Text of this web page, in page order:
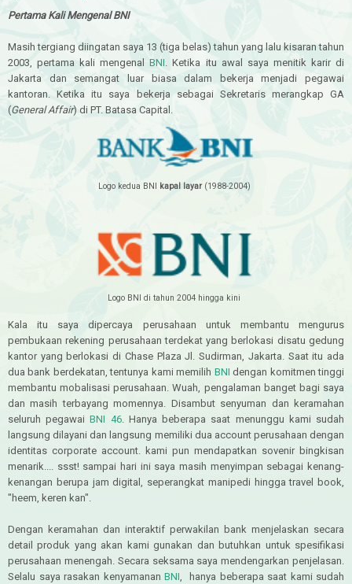
Pertama Kali Mengenal BNI
Masih tergiang diingatan saya 13 (tiga belas) tahun yang lalu kisaran tahun
2003, pertama kali mengenalBNI. Ketika itu awal saya menitik karir di
Jakarta dan semangat luar biasa dalam bekerja menjadi pegawai
kantoran. Ketika itu saya bekerja sebagai Sekretaris merangkap GA
(General Affair) di PT. Batasa Capital.
Logo kedua BNI kapal layar(1988-2004)
Logo BNI di tahun 2004 hingga kini
Kala itu saya dipercaya perusahaan untuk membantu mengurus
pembukaan rekening perusahaan terdekat yang berlokasi disatu gedung
kantor yang berlokasi di Chase Plaza Jl. Sudirman, Jakarta. Saat itu ada
dua bank berdekatan, tentunya kami memilih BNI dengan komitmen tinggi
membantu mobalisasi perusahaan. Wuah, pengalaman banget bagi saya
dan masih terbayang momennya. Disambut senyuman dan keramahan
seluruh pegawaiBNI 46. Hanya beberapa saat menunggu kami sudah
langsung dilayani dan langsung memiliki dua account perusahaan dengan
identitas corporate account. kami pun mendapatkan sovenir bingkisan
menarik.... ssst! sampai hari ini saya masih menyimpan sebagai kenang-
kenangan berupa jam digital, seperangkat manipedi hingga travel book,
"heem, keren kan".
Dengan keramahan dan interaktif perwakilan bank menjelaskan secara
detail produk yang akan kami gunakan dan butuhkan untuk spesifikasi
perusahaan menengah. Secara seksama saya mendengarkan penjelasan.
Selalu saya rasakan kenyamanan BNI, hanya beberapa saat kami sudah